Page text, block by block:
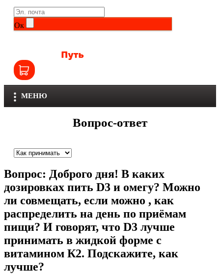
Ок
МЕНЮ
Общие комплексы
Витамины группы B
Витамины для детей
Железо
Кальций
Селен
Здоровье и красота
НАЗАД
Мужское здоровье
НАЗАД
Life Extension
NOW
Olimp
Optimum Nutrition
Scitec Nutrition
SNT
Sportinia
Trace Minerals
USN
Vitauct
Вопрос-ответ
Вопрос: Доброго дня! В каких
дозировках пить D3 и омегу? Можно
ли совмещать, если можно , как
распределить на день по приёмам
пищи? И говорят, что D3 лучше
принимать в жидкой форме с
витамином К2. Подскажите, как
лучше?